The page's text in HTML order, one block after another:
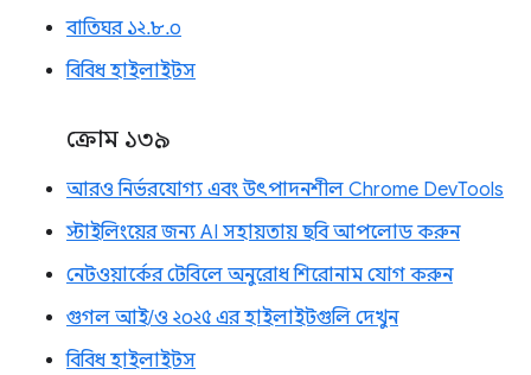
বাতিঘর ১২.৮.০
বিবিধ হাইলাইটস
ক্রোম ১৩৯
আরও নির্ভরযোগ্য এবং উৎপাদনশীল Chrome DevTools
স্টাইলিংয়ের জন্য AI সহায়তায় ছবি আপলোড করুন
নেটওয়ার্কের টেবিলে অনুরোধ শিরোনাম যোগ করুন
গুগল আই/ও ২০২৫ এর হাইলাইটগুলি দেখুন
বিবিধ হাইলাইটস